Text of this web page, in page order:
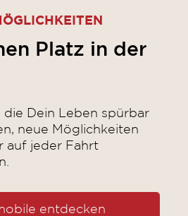
Platz in der
die Dein Leben spürbar
neue Möglichkeiten
auf jeder Fahrt
entdecken